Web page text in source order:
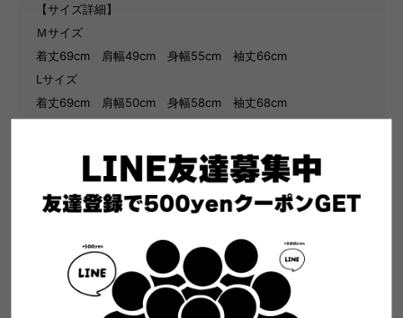
【サイズ詳細】
Ｍサイズ
着丈69cm 肩幅49cm 身幅55cm 袖丈66cm
Lサイズ
着丈69cm 肩幅50cm 身幅58cm 袖丈68cm
メンズのオーバーサイズジャケット、「BERKELEY」
軽量で汎用性がたかく、都会的なスタイルです。季節の変わり
目には最適なアイテムで、小雨程度であれば防ぐことがことが
できます。
スナップボタン留め、フロントにパッチポケット2がついてい